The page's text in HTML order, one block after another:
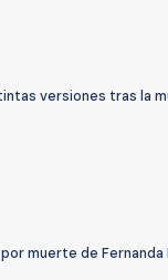
versiones tras la
muerte de